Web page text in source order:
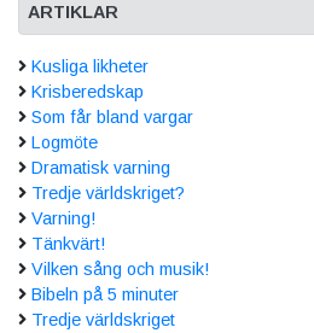
ARTIKLAR
Kusliga likheter
Krisberedskap
Som får bland vargar
Logmöte
Dramatisk varning
Tredje världskriget?
Varning!
Tänkvärt!
Vilken sång och musik!
Bibeln på 5 minuter
Tredje världskriget